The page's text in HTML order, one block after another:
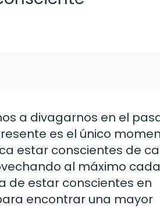
a divagarnos en el
es el único
estar conscientes de
al máximo cada
de estar conscientes en
encontrar una mayor